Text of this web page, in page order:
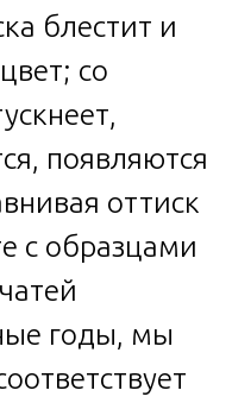
блестит и
со
появляются
оттиск
с образцами
годы, мы